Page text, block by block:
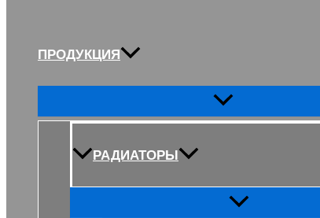
ПРОДУКЦИЯ
Переключатель
РАДИАТОРЫ
Переключатель